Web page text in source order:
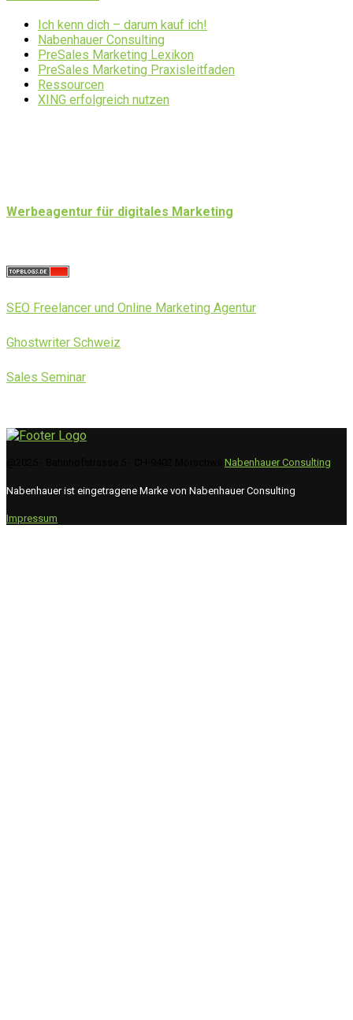
Ich kenn dich – darum kauf ich!
Nabenhauer Consulting
PreSales Marketing Lexikon
PreSales Marketing Praxisleitfaden
Ressourcen
XING erfolgreich nutzen
Werbeagentur für digitales Marketing
SEO Freelancer und Online Marketing Agentur
Ghostwriter Schweiz
Sales Seminar
Nabenhauer Consulting
Nabenhauer ist eingetragene Marke von Nabenhauer Consulting
Impressum